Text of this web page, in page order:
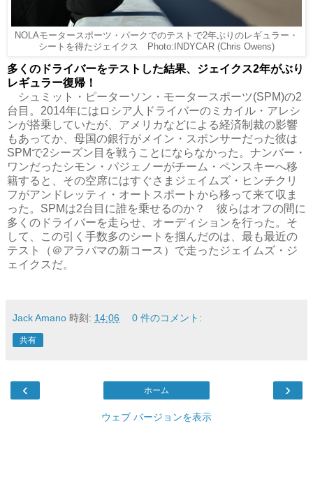
NOLAモータースポーツ・パークでのテストで2年ぶりのレギュラー・
シートを得たジェイクス Photo:INDYCAR (Chris Owens)
多くのドライバーをテストした結果、ジェイクス2年がぶり
レギュラー復帰！
シュミット・ピーターソン・モータースポーツ(SPM)の2
台目。2014年にはロシア人ドライバーのミカイル・アレシ
ンが搭乗していたが、アメリカなどによる経済制裁の影響
もあってか、母国の銀行がメイン・スポンサーだった彼は
SPMで2シーズン目を戦うことにならなかった。ナンバー・
ワンだったシモン・パジェノーがチーム・ペンスキーへ移
籍すると、その空席にはすぐさまジェイムズ・ヒンチクリ
フがアンドレッティ・オートスポートから移って来て収ま
った。SPMは2台目に誰を乗せるのか？ 彼らはオフの間に
多くのドライバーを走らせ、オーディションを行った。そ
して、この引く手数多のシートを掴んだのは、最も最近の
テスト（＠アラバマの新コース）で走ったジェイムズ・ジ
ェイクスだ。
Jack Amano 時刻: 14:06 0 件のコメント:
共有
‹ ›
ホーム
ウェブ バージョンを表示